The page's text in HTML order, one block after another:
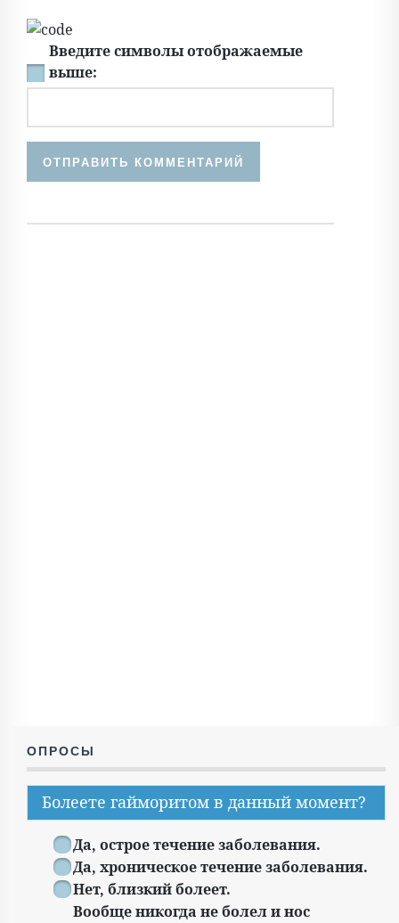
Введите символы отображаемые
выше:
ОПРОСЫ
Болеете гайморитом в данный момент?
Да, острое течение заболевания.
Да, хроническое течение заболевания.
Нет, близкий болеет.
Вообще никогда не болел и нос